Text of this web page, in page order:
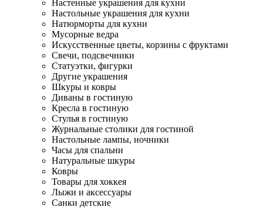
Настенные украшения для кухни
Настольные украшения для кухни
Натюрморты для кухни
Мусорные ведра
Искусственные цветы, корзины с фруктами
Свечи, подсвечники
Статуэтки, фигурки
Другие украшения
Шкуры и ковры
Диваны в гостиную
Кресла в гостиную
Стулья в гостиную
Журнальные столики для гостиной
Настольные лампы, ночники
Часы для спальни
Натуральные шкуры
Ковры
Товары для хоккея
Лыжи и аксессуары
Санки детские